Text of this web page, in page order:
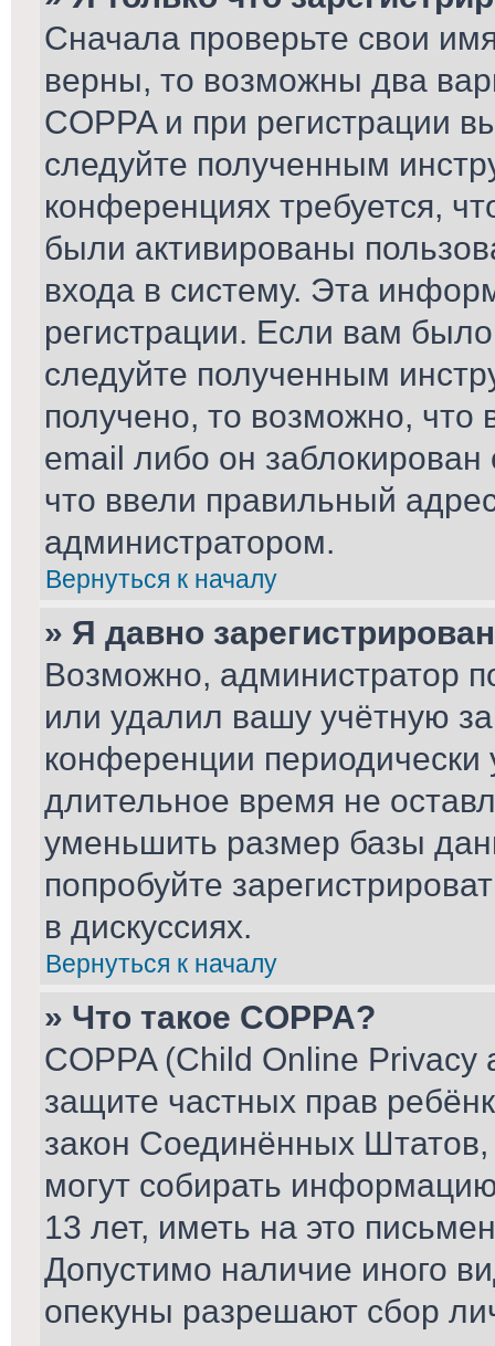
Сначала проверьте свои
верны, то возможны два
COPPA и при регистрации
следуйте полученным
конференциях требуется,
были активированы
входа в систему. Эта
регистрации. Если вам
следуйте полученным
получено, то возможно,
email либо он
что ввели правильный
администратором.
Вернуться к началу
» Я давно
Возможно, администратор
или удалил вашу учётную
конференции периодически
длительное время не
уменьшить размер базы
попробуйте
в дискуссиях.
Вернуться к началу
» Что такое COPPA?
COPPA (Child Online Privacy
защите частных прав
закон Соединённых
могут собирать
13 лет, иметь на это
Допустимо наличие иного
опекуны разрешают сбор